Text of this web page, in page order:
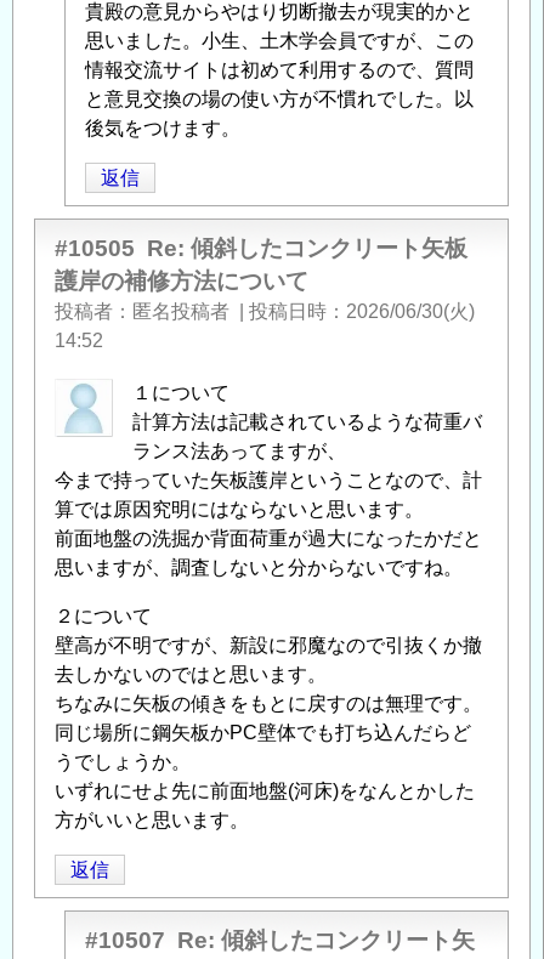
者
に
よ
る
「Re:
斜
し
た
コ
ン
ク
ー
ト
板
護
岸
の
修
方
法
に
つ
い
て」
へ
の
返
信
貴殿の意見からやはり切断撤去が現実的かと
思いました。小生、土木学会員ですが、この
情報交流サイトは初めて利用するので、質問
と意見交換の場の使い方が不慣れでした。以
後気をつけます。
返信
#10505 Re: 傾斜したコンクリート矢板
護岸の補修方法について
投稿者 匿名投稿者 投稿日時
2026/06/30(火)
14:52
１について
計算方法は記載されているような荷重バ
ランス法あってますが、
今まで持っていた矢板護岸ということなので、計
算では原因究明にはならないと思います。
前面地盤の洗掘か背面荷重が過大になったかだと
思いますが、調査しないと分からないですね。
２について
壁高が不明ですが、新設に邪魔なので引抜くか撤
去しかないのではと思います。
ちなみに矢板の傾きをもとに戻すのは無理です。
同じ場所に鋼矢板かPC壁体でも打ち込んだらど
うでしょうか。
いずれにせよ先に前面地盤(河床)をなんとかした
方がいいと思います。
返信
#10507 Re: 傾斜したコンクリート矢